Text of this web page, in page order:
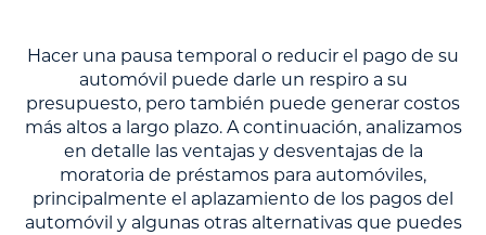
Hacer una pausa temporal o reducir el pago de su
automóvil puede darle un respiro a su
presupuesto, pero también puede generar costos
más altos a largo plazo. A continuación, analizamos
en detalle las ventajas y desventajas de la
moratoria de préstamos para automóviles,
principalmente el aplazamiento de los pagos del
automóvil y algunas otras alternativas que puedes